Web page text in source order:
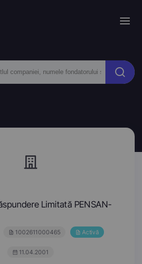
Limitată PENSAN-
1002611000465 Activă
11.04.2001